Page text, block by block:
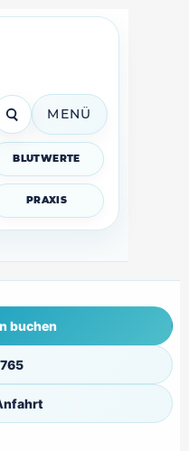
BLUTWERTE
PRAXIS
MENÜ
buchen